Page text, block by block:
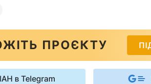
ПРОЄКТУ
в Telegram